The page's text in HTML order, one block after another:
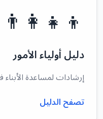
👨‍👩‍👧‍👦
دليل أولياء الأمور
إرشادات لمساعدة
تصفح الدليل